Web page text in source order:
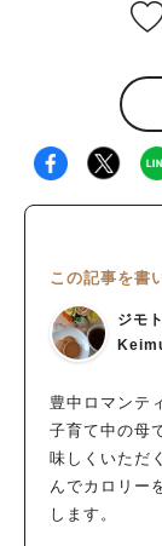
この記事を書
ジモ
豊中ロマンテ
子育て中の母
味しくいただ
んでカロリー
します。